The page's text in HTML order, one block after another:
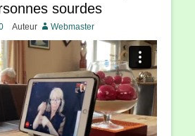
sourdes
Auteur Webmaster